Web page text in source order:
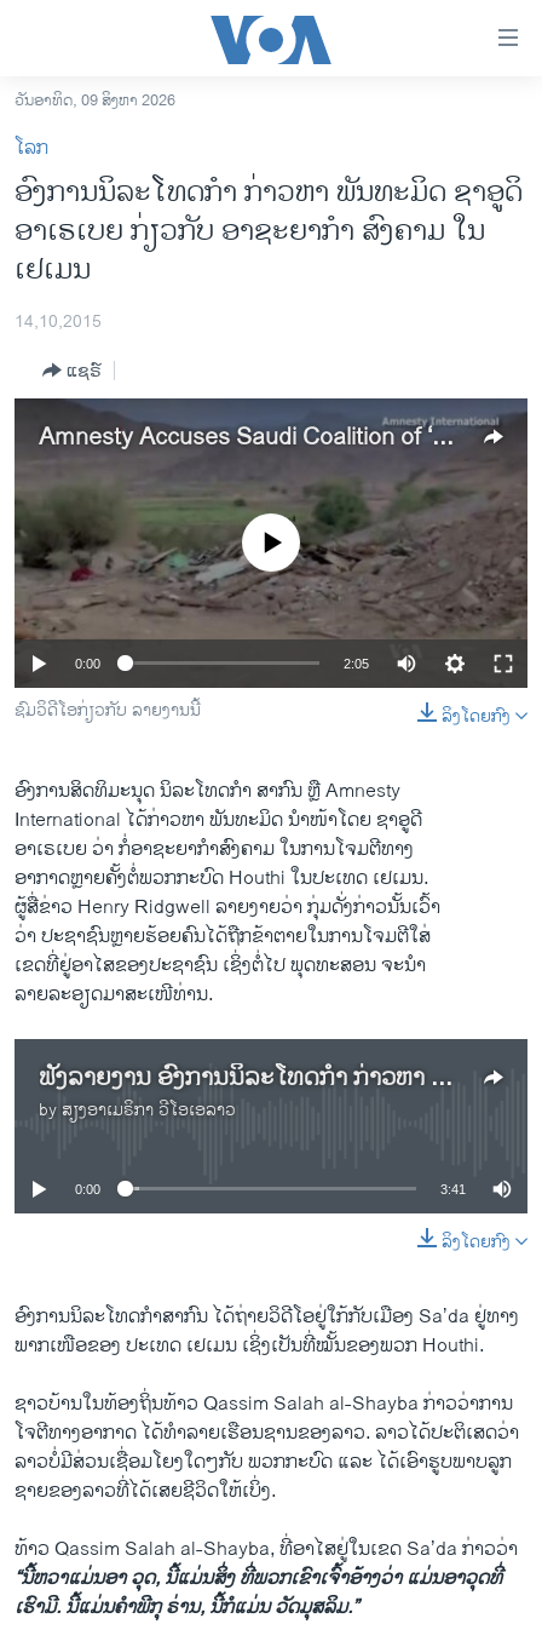
ເຂົ້າ
ຫາ
ຂ້າມ
ຂ້າມ
ຂ້າມ
ໄປ
ຫາ
ຊອກ
ລາວ
ອາເມຣິກາ
ການເລືອກຕັ້ງ ປະທານາທີບໍດີ ສະຫະລັດ 2024
ອິດສະຫຼະພາບດ້ານການຂ່າວ
ຊຸມຊົນຊາວລາວ
ວິທະຍາສາດ-ເທັກໂນໂລຈີ
ທຸລະກິດ
ພາສາອັງກິດ
ວີດີໂອ
ລາຍການກະຈາຍສຽງ
ລາຍງານ
ຕິດຕາມພວກເຮົາ ທີ່
ພາສາຕ່າງໆ
ວັນອາທິດ, 09 ສິງຫາ 2026
ໂລກ
ອົງການນິລະໂທດກຳ ກ່າວຫາ ພັນທະມິດ ຊາອູດິ
ອາເຣເບຍ ກ່ຽວກັບ ອາຊະຍາກຳ ສົງຄາມ ໃນ
ເຢເມນ
14,10,2015
ແຊຣ໌
Amnesty Accuses Saudi Coalition of ‘War Crimes’ in Yemen
No media source currently available
0:00 2:05
ລິງໂດຍກົງ
ຊົມວິດີໂອກ່ຽວກັບ ລາຍງານນີ້
ອົງການສິດທິມະນຸດ ນິລະໂທດກຳ ສາກົນ ຫຼື Amnesty
International ໄດ້ກ່າວຫາ ພັນທະມິດ ນຳໜ້າໂດຍ ຊາອູດີ
ອາເຣເບຍ ວ່າ ກໍ່ອາຊະຍາກຳສົງຄາມ ໃນການໂຈມຕີທາງ
ອາກາດຫຼາຍຄັ້ງຕໍ່ພວກກະບົດ Houthi ໃນປະເທດ ເຢເມນ.
ຜູ້ສື່ຂ່າວ Henry Ridgwell ລາຍງາຍວ່າ ກຸ່ມດັ່ງກ່າວນັ້ນເວົ້າ
ວ່າ ປະຊາຊົນຫຼາຍຮ້ອຍຄົນໄດ້ຖືກຂ້າຕາຍໃນການໂຈມຕີໃສ່
ເຂດທີ່ຢູ່ອາໄສຂອງປະຊາຊົນ ເຊິ່ງຕໍ່ໄປ ພຸດທະສອນ ຈະນຳ
ລາຍລະອຽດມາສະເໜີທ່ານ.
ຟັງລາຍງານ ອົງການນິລະໂທດກຳ ກ່າວຫາ ພັນທະມິດ ຊາອູດິອາເຣເບຍ ກ່ຽວກັບ ອາຊະຍາກຳ ສົງຄາມ ໃນເຢເມນ​.
by ສຽງອາເມຣິກາ ວີໂອເອລາວ
No media source currently available
0:00 3:41
ລິງໂດຍກົງ
ອົງການນິລະໂທດກຳສາກົນ ໄດ້ຖ່າຍວິດີໂອຢູ່ໃກ້ກັບເມືອງ Sa’da ຢູ່ທາງ
ພາກເໜືອຂອງ ປະເທດ ເຢເມນ ເຊິ່ງເປັນທີ່ໝັ້ນຂອງພວກ Houthi.
ຊາວບ້ານໃນທ້ອງຖິ່ນທ້າວ Qassim Salah al-Shayba ກ່າວວ່າການ
ໂຈຕີທາງອາກາດ ໄດ້ທຳລາຍເຮືອນຊານຂອງລາວ. ລາວໄດ້ປະຕິເສດວ່າ
ລາວບໍ່ມີສ່ວນເຊື່ອມໂຍງໃດໆກັບ ພວກກະບົດ ແລະ ໄດ້ເອົາຮູບພາບລູກ
ຊາຍຂອງລາວທີ່ໄດ້ເສຍຊີວິດໃຫ້ເບິ່ງ.
ທ້າວ Qassim Salah al-Shayba, ທີ່ອາໄສຢູ່ໃນເຂດ Sa’da ກ່າວວ່າ
“ນີ້ຫວາແມ່ນອາ ວຸດ, ນີ້ແມ່ນສິ່ງ ທີ່ພວກເຂົາເຈົ້າອ້າງວ່າ ແມ່ນອາວຸດທີ່
ເຮົາມີ. ນີ້ແມ່ນຄຳພີກຸ ຣ່ານ, ນີ້ກໍແມ່ນ ວັດມຸສລິມ.”